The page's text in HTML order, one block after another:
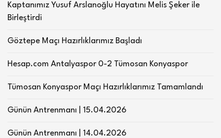
Kaptanımız Yusuf Arslanoğlu Hayatını Melis Şeker ile
Birleştirdi
Göztepe Maçı Hazırlıklarımız Başladı
Hesap.com Antalyaspor 0-2 Tümosan Konyaspor
Tümosan Konyaspor Maçı Hazırlıklarımız Tamamlandı
Günün Antrenmanı | 15.04.2026
Günün Antrenmanı | 14.04.2026